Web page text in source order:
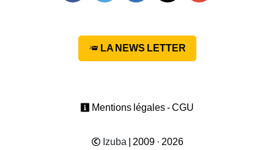
LA NEWS LETTER
Mentions légales - CGU
Izuba | 2009 · 2026